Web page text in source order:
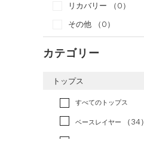
リカバリー
（0）
その他
（0）
カテゴリー
トップス
すべてのトップス
ベースレイヤー （34）